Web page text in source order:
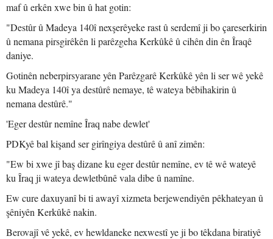
maf û erkên xwe bin û hat gotin:
"Destûr û Madeya 140î nexşerêyeke rast û serdemî ji bo çareserkirin
û nemana pirsgirêkên li parêzgeha Kerkûkê û cihên din ên Îraqê
daniye.
Gotinên neberpirsyarane yên Parêzgarê Kerkûkê yên li ser wê yekê
ku Madeya 140î ya destûrê nemaye, tê wateya bêbihakirin û
nemana destûrê."
'Eger destûr nemîne Îraq nabe dewlet'
PDKyê bal kişand ser girîngiya destûrê û anî zimên:
"Ew bi xwe jî baş dizane ku eger destûr nemîne, ev tê wê wateyê
ku Îraq ji wateya dewletbûnê vala dibe û namîne.
Ew cure daxuyanî bi ti awayî xizmeta berjewendiyên pêkhateyan û
şêniyên Kerkûkê nakin.
Berovajî vê yekê, ev hewldaneke nexwestî ye ji bo têkdana biratiyê